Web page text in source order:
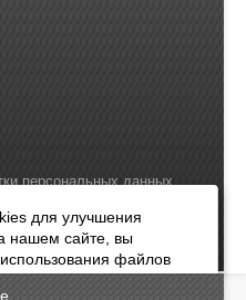
персональных данных
для улучшения
нашем сайте, вы
файлов
с нашими Положениями